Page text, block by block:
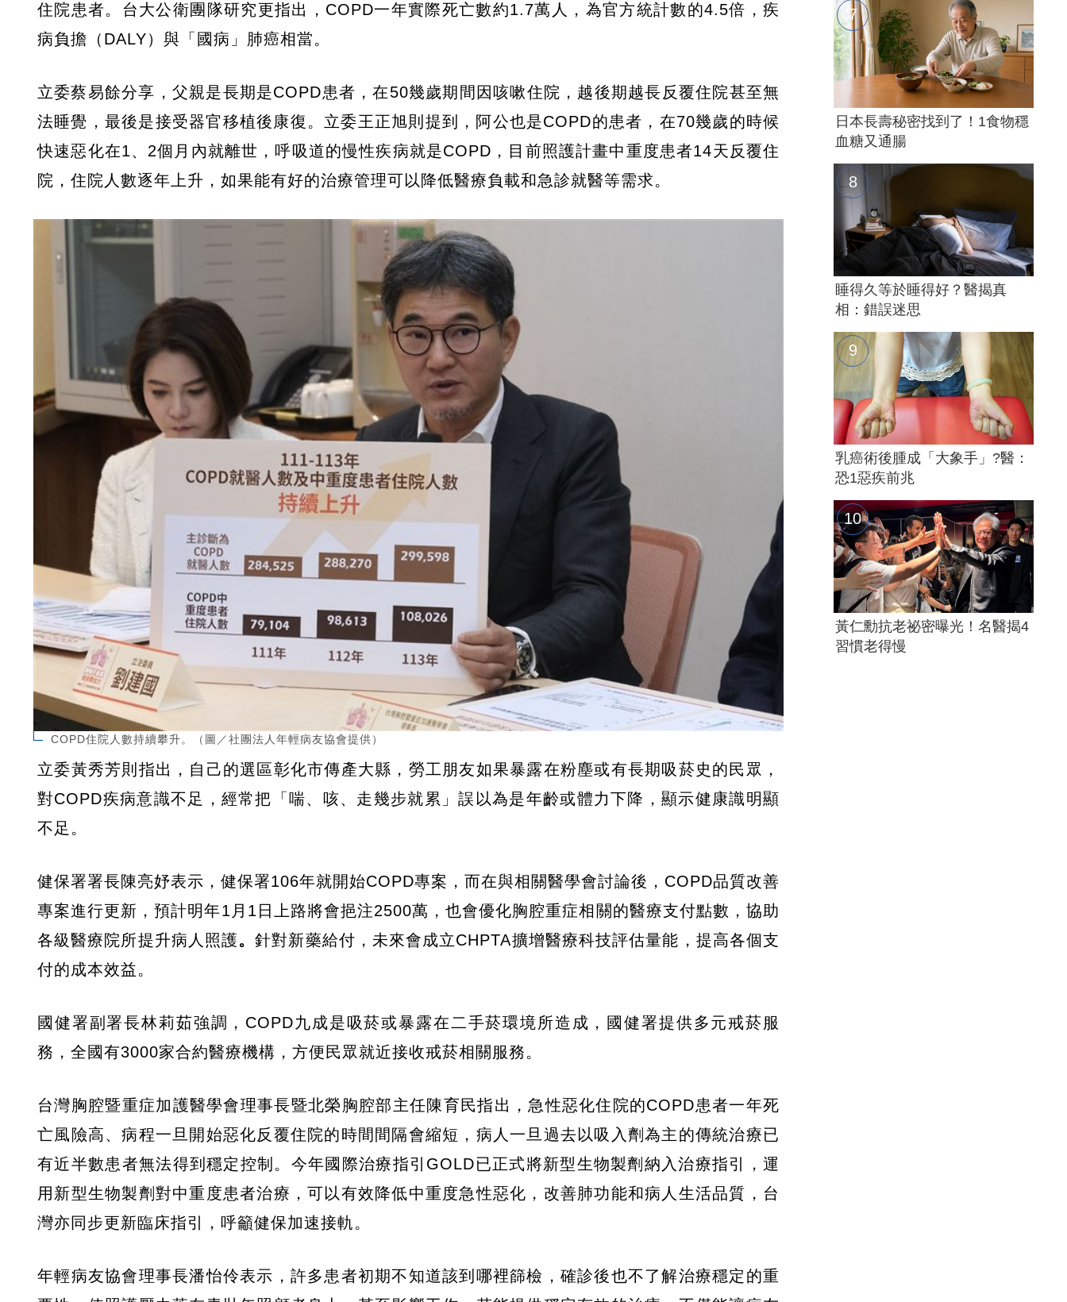
住院患者。台大公衛團隊研究更指出，COPD一年實際死亡數約1.7萬人，為官方統計數的4.5倍，疾
病負擔（DALY）與「國病」肺癌相當。
立委蔡易餘分享，父親是長期是COPD患者，在50幾歲期間因咳嗽住院，越後期越長反覆住院甚至無
法睡覺，最後是接受器官移植後康復。立委王正旭則提到，阿公也是COPD的患者，在70幾歲的時候
快速惡化在1、2個月內就離世，呼吸道的慢性疾病就是COPD，目前照護計畫中重度患者14天反覆住
院，住院人數逐年上升，如果能有好的治療管理可以降低醫療負載和急診就醫等需求。
COPD住院人數持續攀升。（圖／社團法人年輕病友協會提供）
立委黃秀芳則指出，自己的選區彰化市傳產大縣，勞工朋友如果暴露在粉塵或有長期吸菸史的民眾，
對COPD疾病意識不足，經常把「喘、咳、走幾步就累」誤以為是年齡或體力下降，顯示健康識明顯
不足。
健保署署長陳亮妤表示，健保署106年就開始COPD專案，而在與相關醫學會討論後，COPD品質改善
專案進行更新，預計明年1月1日上路將會挹注2500萬，也會優化胸腔重症相關的醫療支付點數，協助
各級醫療院所提升病人照護。針對新藥給付，未來會成立CHPTA擴增醫療科技評估量能，提高各個支
付的成本效益。
國健署副署長林莉茹強調，COPD九成是吸菸或暴露在二手菸環境所造成，國健署提供多元戒菸服
務，全國有3000家合約醫療機構，方便民眾就近接收戒菸相關服務。
台灣胸腔暨重症加護醫學會理事長暨北榮胸腔部主任陳育民指出，急性惡化住院的COPD患者一年死
亡風險高、病程一旦開始惡化反覆住院的時間間隔會縮短，病人一旦過去以吸入劑為主的傳統治療已
有近半數患者無法得到穩定控制。今年國際治療指引GOLD已正式將新型生物製劑納入治療指引，運
用新型生物製劑對中重度患者治療，可以有效降低中重度急性惡化，改善肺功能和病人生活品質，台
灣亦同步更新臨床指引，呼籲健保加速接軌。
年輕病友協會理事長潘怡伶表示，許多患者初期不知道該到哪裡篩檢，確診後也不了解治療穩定的重
日本長壽秘密找到了！1食物穩
血糖又通腸
睡得久等於睡得好？醫揭真
相：錯誤迷思
乳癌術後腫成「大象手」?醫：
恐1惡疾前兆
黃仁勳抗老祕密曝光！名醫揭4
習慣老得慢